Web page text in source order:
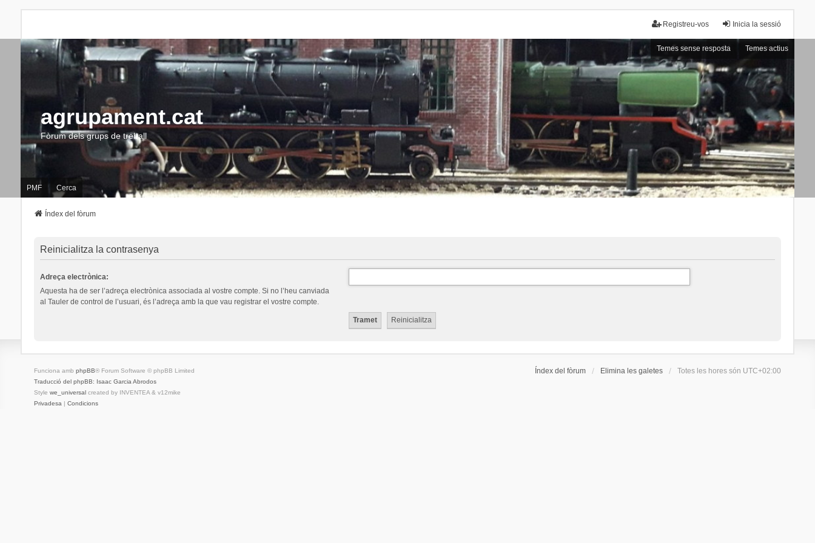
Inicia la sessió
Registreu-vos
Temes sense resposta Temes actius
agrupament.cat
Fòrum dels grups de treball
PMF Cerca
Índex del fòrum
Reinicialitza la contrasenya
Adreça electrònica:
Aquesta ha de ser l’adreça electrònica associada al vostre compte. Si no l’heu canviada
al Tauler de control de l’usuari, és l’adreça amb la que vau registrar el vostre compte.
Índex del fòrum Elimina les galetes Totes les hores són UTC+02:00
Funciona amb phpBB® Forum Software © phpBB Limited
Traducció del phpBB: Isaac Garcia Abrodos
Style we_universalcreated by INVENTEA & v12mike
Privadesa | Condicions